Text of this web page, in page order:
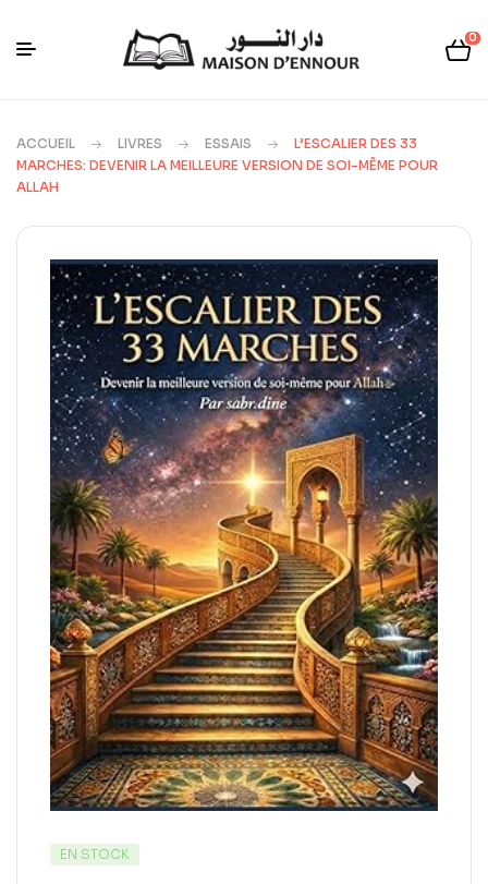
0
ACCUEIL LIVRES ESSAIS
L’ESCALIER DES 33
MARCHES: DEVENIR LA MEILLEURE VERSION DE SOI-MÊME POUR
ALLAH
EN STOCK